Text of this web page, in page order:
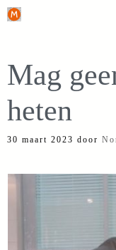
Ga
inhoud
Mag
heten
30 maart 2023 door